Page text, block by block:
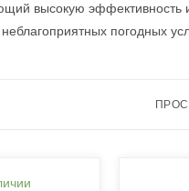
высокую эффективность
погодных